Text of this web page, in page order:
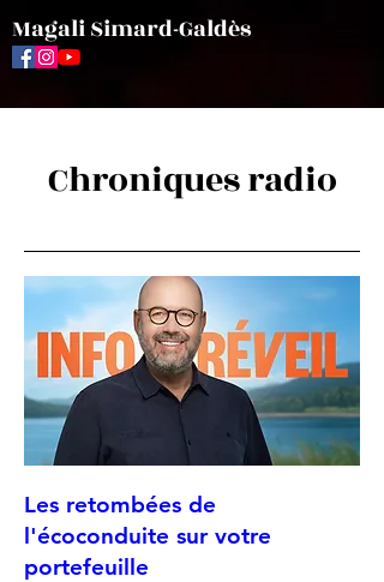
Magali Simard-Galdès
Chroniques radio
Les retombées de
l'écoconduite sur votre
portefeuille